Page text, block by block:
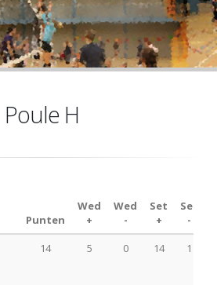
Poule H
Punten
Wed
+
Wed
-
Set
+
Set
-
14 5 0 14 1